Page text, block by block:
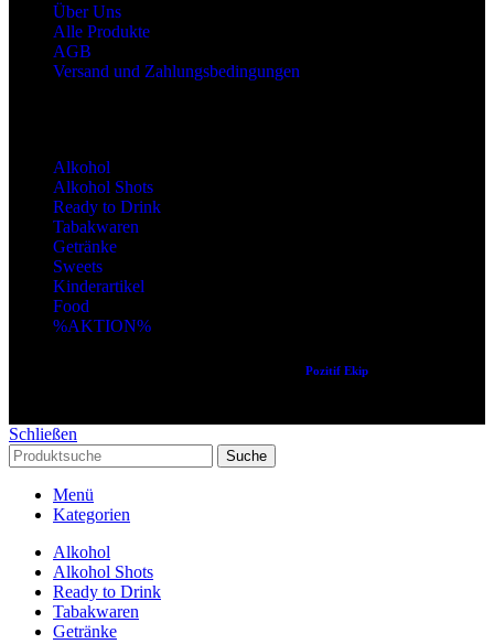
Über Uns
Alle Produkte
AGB
Versand und Zahlungsbedingungen
Alkohol
Alkohol Shots
Ready to Drink
Tabakwaren
Getränke
Sweets
Kinderartikel
Food
%AKTION%
Pozitif Ekip
Schließen
Suche
Menü
Kategorien
Alkohol
Alkohol Shots
Ready to Drink
Tabakwaren
Getränke